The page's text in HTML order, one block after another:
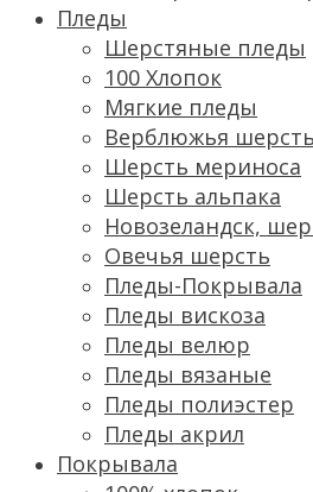
Пледы
Шерстяные пледы
100 Хлопок
Мягкие пледы
Верблюжья шерсть
Шерсть мериноса
Шерсть альпака
Новозеландск,
Овечья шерсть
Пледы-Покрывала
Пледы вискоза
Пледы велюр
Пледы вязаные
Пледы полиэстер
Пледы акрил
Покрывала